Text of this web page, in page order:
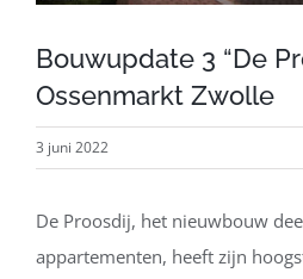
Bouwupdate 3 “De
Ossenmarkt Zwolle
3 juni 2022
De Proosdij, het nieuwbouw
appartementen, heeft zijn